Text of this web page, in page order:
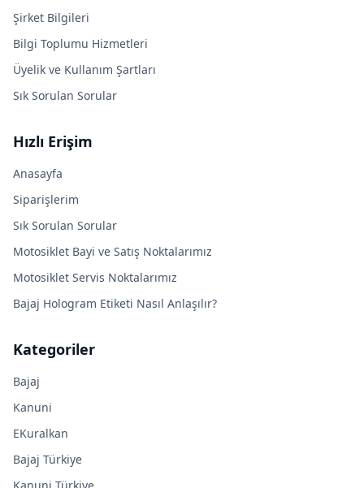
Şirket Bilgileri
Bilgi Toplumu Hizmetleri
Üyelik ve Kullanım Şartları
Sık Sorulan Sorular
Hızlı Erişim
Anasayfa
Siparişlerim
Sık Sorulan Sorular
Motosiklet Bayi ve Satış Noktalarımız
Motosiklet Servis Noktalarımız
Bajaj Hologram Etiketi Nasıl Anlaşılır?
Kategoriler
Bajaj
Kanuni
EKuralkan
Bajaj Türkiye